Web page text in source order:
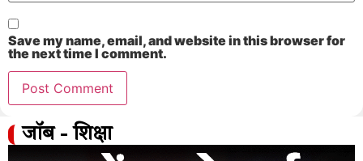
Save my name, email, and website in this browser for
the next time I comment.
जॉब - शिक्षा